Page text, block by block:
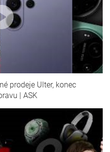
prodeje Ulter, konec
| ASK